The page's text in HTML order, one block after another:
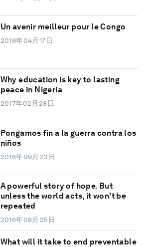
Un avenir meilleur pour le Congo
2018年04月17日
Why education is key to lasting
peace in Nigeria
2017年02月28日
Pongamos fin a la guerra contra los
niños
2016年09月23日
A powerful story of hope. But
unless the world acts, it won't be
repeated
2016年08月05日
What will it take to end preventable